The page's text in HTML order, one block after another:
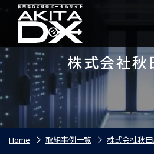
株式会社秋
Home 取組事例一覧 株式会社秋